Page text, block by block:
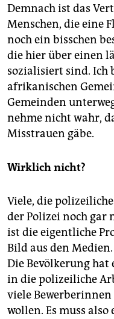
Demnach ist das
Menschen, die eine
noch ein bisschen
die hier über einen
sozialisiert sind. Ich
afrikanischen
Gemeinden
nehme nicht wahr,
Misstrauen gäbe.
Wirklich nicht?
Viele, die
der Polizei noch gar
ist die eigentliche
Bild aus den
Die Bevölkerung hat
in die polizeiliche
viele
wollen. Es muss also